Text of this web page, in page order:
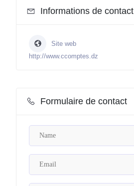
Informations de contact
Site web
http://www.ccomptes.dz
Formulaire de contact